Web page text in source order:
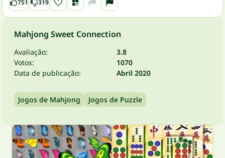
751 319
Mahjong Sweet Connection
Avaliação:
3.8
Votos:
1070
Data de publicação:
Abril 2020
Jogos de Mahjong Jogos de Puzzle